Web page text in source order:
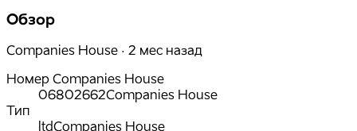
Обзор
Companies House · 2 мес назад
Номер Companies House
06802662Companies House
Тип
ltdCompanies House